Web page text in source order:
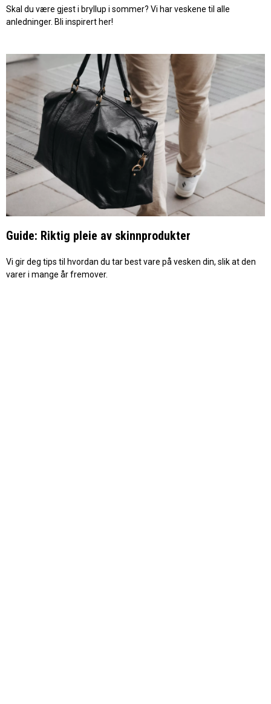
Skal du være gjest i bryllup i sommer? Vi har veskene til alle
anledninger. Bli inspirert her!
Guide: Riktig pleie av skinnprodukter
Vi gir deg tips til hvordan du tar best vare på vesken din, slik at den
varer i mange år fremover.